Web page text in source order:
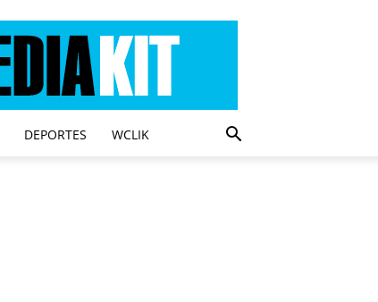
DEPORTES WCLIK